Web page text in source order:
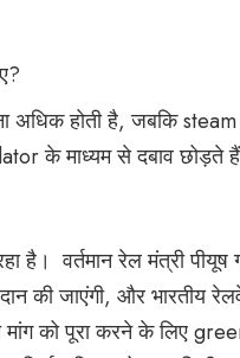
अधिक होती है, जबकि
के माध्यम से दबाव छोड़ते
है। वर्तमान रेल मंत्री
की जाएंगी, और
को पूरा करने के लिए